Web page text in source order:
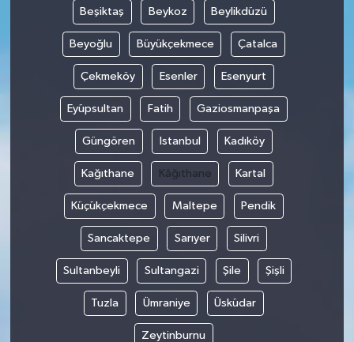
Beşiktaş Beykoz Beylikdüzü
Beyoğlu Büyükçekmece Çatalca
Çekmeköy Esenler Esenyurt
Eyüpsultan Fatih Gaziosmanpaşa
Güngören Istanbul Kadıköy
Kağıthane Kâğıthane Kartal
Küçükçekmece Maltepe Pendik
Sancaktepe Sarıyer Silivri
Sultanbeyli Sultangazi Şile Şişli
Tuzla Ümraniye Üsküdar
Zeytinburnu